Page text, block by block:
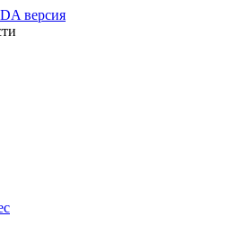
версия